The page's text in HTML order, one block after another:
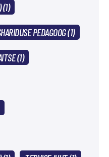
(1)
PEDAGOOG (1)
(1)